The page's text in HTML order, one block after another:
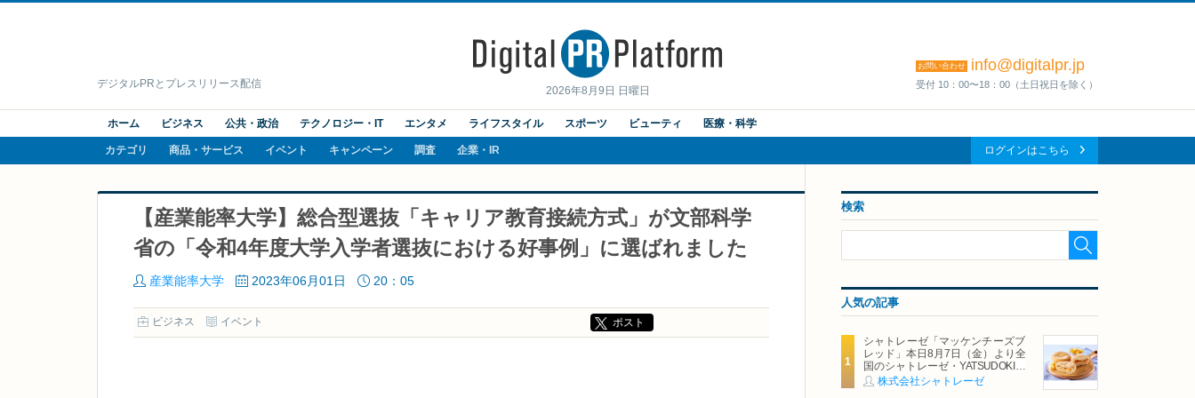
2026年8月9日 日曜日
デジタルPRとプレスリリース配信
お問い合わせ info@digitalpr.jp
受付 10：00〜18：00（土日祝日を除く）
ホーム ビジネス 公共・政治 テクノロジー・IT エンタメ ライフスタイル スポーツ ビューティ 医療・科学
カテゴリ 商品・サービス イベント キャンペーン 調査 企業・IR ログインはこちら
【産業能率大学】総合型選抜「キャリア教育接続方式」が文部科学
省の「令和4年度大学入学者選抜における好事例」に選ばれました
産業能率大学 2023年06月01日 20：05
ビジネス イベント ポスト
検索
人気の記事
シャトレーゼ「マッケンチーズブ
レッド」本日8月7日（金）より全
国のシャトレーゼ・YATSUDOKIで
発売株式会社シャトレーゼ